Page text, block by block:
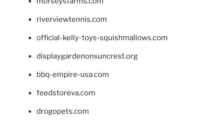
riverviewtennis.com
official-kelly-toys-squishmallows.com
displaygardenonsuncrest.org
bbq-empire-usa.com
feedstoreva.com
drogopets.com